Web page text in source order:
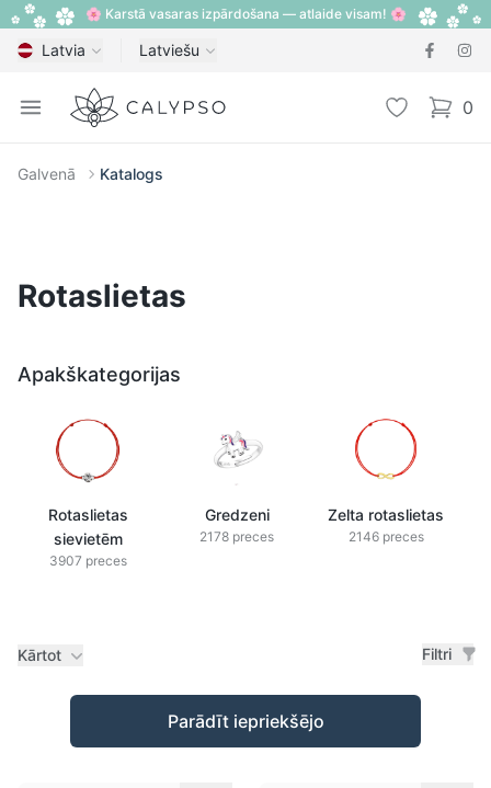
🌸 Karstā vasaras izpārdošana — atlaide visam! 🌸
Latvia Latviešu
Open menu
Calypso Vēlmju 0
items
Galvenā Katalogs
Rotaslietas
Apakškategorijas
Rotaslietas
sievietēm
3907 preces
Gredzeni
2178 preces
Zelta rotaslietas
2146 preces
Kārtot Filtri
Preces
Parādīt iepriekšējo